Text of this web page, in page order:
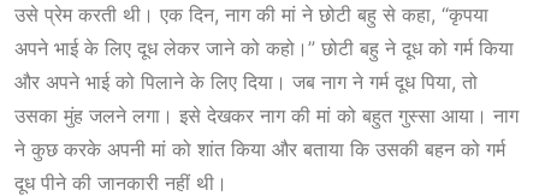
उसे प्रेम करती थी। एक दिन, नाग की मां ने छोटी बहु से कहा, “कृपया
अपने भाई के लिए दूध लेकर जाने को कहो।” छोटी बहु ने दूध को गर्म किया
और अपने भाई को पिलाने के लिए दिया। जब नाग ने गर्म दूध पिया, तो
उसका मुंह जलने लगा। इसे देखकर नाग की मां को बहुत गुस्सा आया। नाग
ने कुछ करके अपनी मां को शांत किया और बताया कि उसकी बहन को गर्म
दूध पीने की जानकारी नहीं थी।